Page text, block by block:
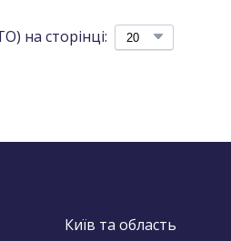
на сторінці:
Київ та область